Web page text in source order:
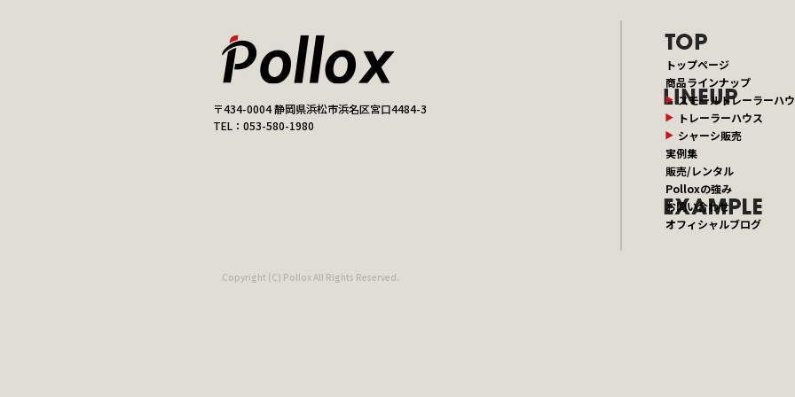
トップページ
商品ラインナップ
スモールトレーラーハ
トレーラーハウス
シャーシ販売
実例集
販売/レンタル
Polloxの強み
お問い合わせ
オフィシャルブログ
〒434-0004 静岡県浜松市浜名区宮口4484-3
TEL：053-580-1980
Copyright (C) Pollox All Rights Reserved.